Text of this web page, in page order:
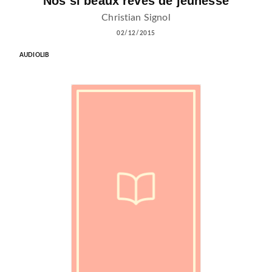
Christian Signol
02/12/2015
AUDIOLIB